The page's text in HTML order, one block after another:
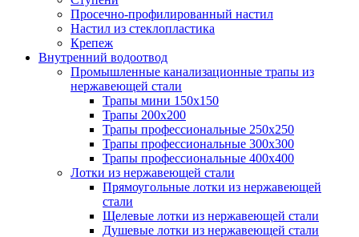
Просечно-профилированный настил
Настил из стеклопластика
Крепеж
Внутренний водоотвод
Промышленные канализационные трапы из
нержавеющей стали
Трапы мини 150х150
Трапы 200х200
Трапы профессиональные 250х250
Трапы профессиональные 300х300
Трапы профессиональные 400х400
Лотки из нержавеющей стали
Прямоугольные лотки из нержавеющей
стали
Щелевые лотки из нержавеющей стали
Душевые лотки из нержавеющей стали